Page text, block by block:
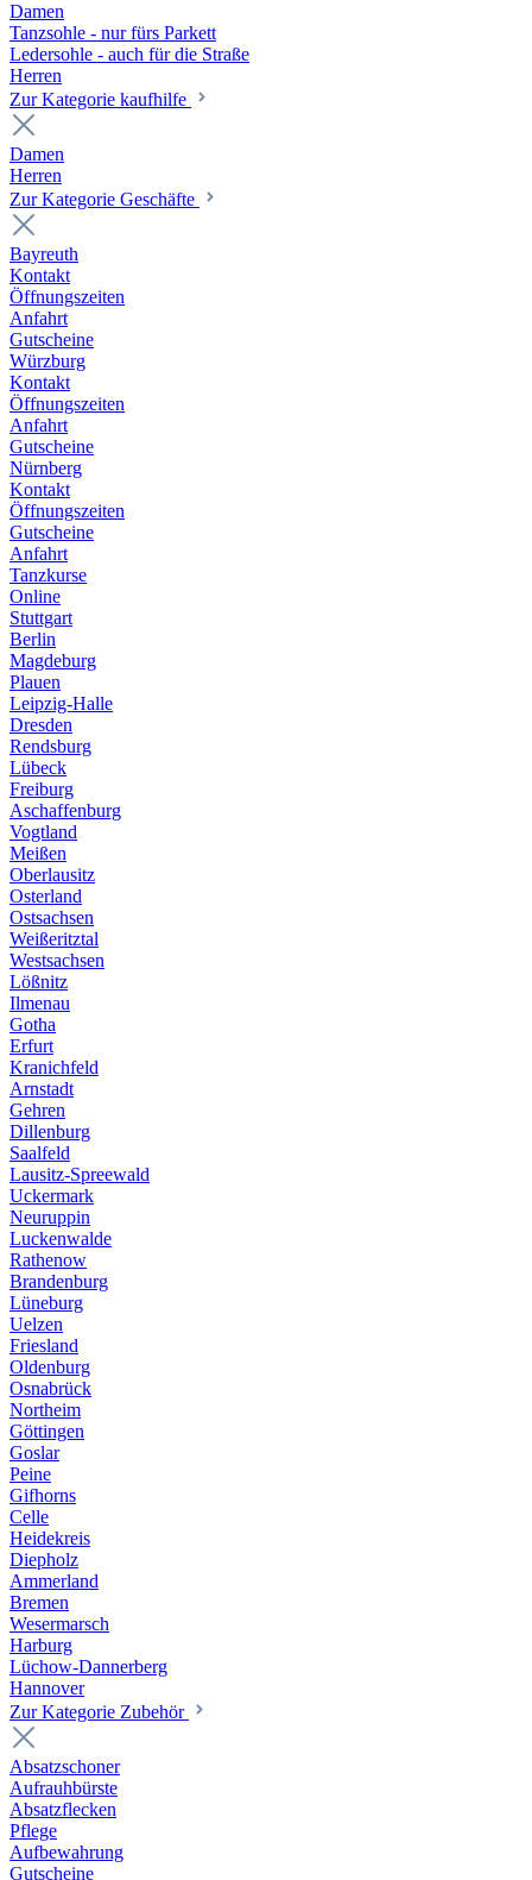
Damen
Tanzsohle - nur fürs Parkett
Ledersohle - auch für die Straße
Herren
Zur Kategorie kaufhilfe
Damen
Herren
Zur Kategorie Geschäfte
Bayreuth
Kontakt
Öffnungszeiten
Anfahrt
Gutscheine
Würzburg
Kontakt
Öffnungszeiten
Anfahrt
Gutscheine
Nürnberg
Kontakt
Öffnungszeiten
Gutscheine
Anfahrt
Tanzkurse
Online
Stuttgart
Berlin
Magdeburg
Plauen
Leipzig-Halle
Dresden
Rendsburg
Lübeck
Freiburg
Aschaffenburg
Vogtland
Meißen
Oberlausitz
Osterland
Ostsachsen
Weißeritztal
Westsachsen
Lößnitz
Ilmenau
Gotha
Erfurt
Kranichfeld
Arnstadt
Gehren
Dillenburg
Saalfeld
Lausitz-Spreewald
Uckermark
Neuruppin
Luckenwalde
Rathenow
Brandenburg
Lüneburg
Uelzen
Friesland
Oldenburg
Osnabrück
Northeim
Göttingen
Goslar
Peine
Gifhorns
Celle
Heidekreis
Diepholz
Ammerland
Bremen
Wesermarsch
Harburg
Lüchow-Dannerberg
Hannover
Zur Kategorie Zubehör
Absatzschoner
Aufrauhbürste
Absatzflecken
Pflege
Aufbewahrung
Gutscheine